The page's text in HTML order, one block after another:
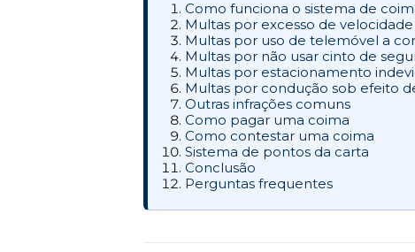
Como funciona o sistema de
Multas por excesso de velocidade
Multas por uso de telemóvel a
Multas por não usar cinto de
Multas por estacionamento
Multas por condução sob efeito
Outras infrações comuns
Como pagar uma coima
Como contestar uma coima
Sistema de pontos da carta
Conclusão
Perguntas frequentes